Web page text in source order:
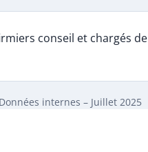
conseil et chargés de
internes – Juillet 2025